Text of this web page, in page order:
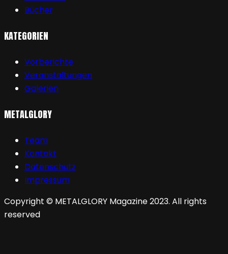
Bücher
KATEGORIEN
Vorberichte
Veranstaltungen
Galerien
METALGLORY
Team
Kontakt
Datenschutz
Impressum
Copyright © METALGLORY Magazine 2023. All rights
reserved